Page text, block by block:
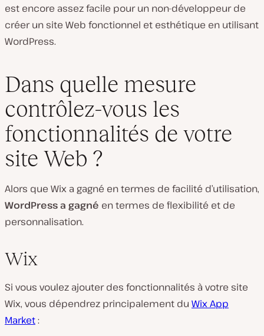
est encore assez facile pour un non-développeur de
créer un site Web fonctionnel et esthétique en utilisant
WordPress.
Dans quelle mesure
contrôlez-vous les
fonctionnalités de votre
site Web ?
Alors que Wix a gagné en termes de facilité d’utilisation,
WordPress a gagné en termes de flexibilité et de
personnalisation.
Wix
Si vous voulez ajouter des fonctionnalités à votre site
Wix, vous dépendrez principalement du Wix App
Market: